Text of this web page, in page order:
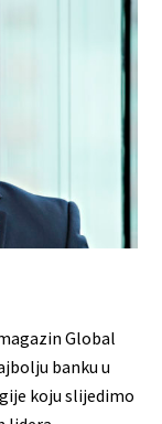
Global
banku u
koju slijedimo